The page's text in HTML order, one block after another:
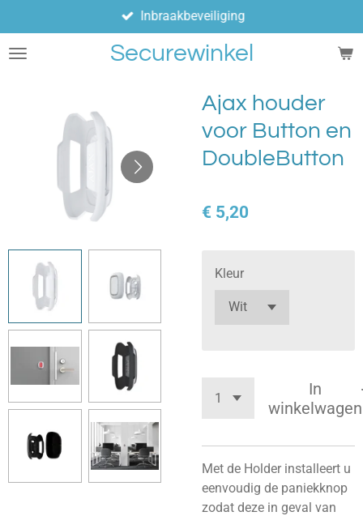
direct
naar
Securewinkel
Inbraakbeveiliging
Ajax houder
voor Button en
DoubleButton
€ 5,20
Kleur
In
winkelwagen
Met de Holder installeert u
eenvoudig de paniekknop
zodat deze in geval van